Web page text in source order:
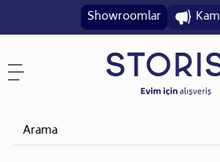
Showroomlar